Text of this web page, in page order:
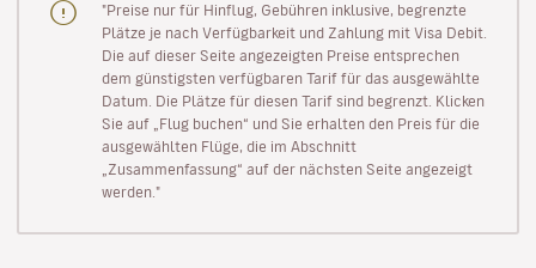
"Preise nur für Hinflug, Gebühren inklusive, begrenzte
Plätze je nach Verfügbarkeit und Zahlung mit Visa Debit.
Die auf dieser Seite angezeigten Preise entsprechen
dem günstigsten verfügbaren Tarif für das ausgewählte
Datum. Die Plätze für diesen Tarif sind begrenzt. Klicken
Sie auf „Flug buchen“ und Sie erhalten den Preis für die
ausgewählten Flüge, die im Abschnitt
„Zusammenfassung“ auf der nächsten Seite angezeigt
werden."